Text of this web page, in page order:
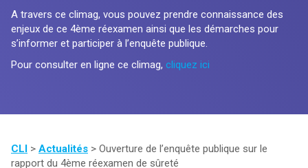
A travers ce climag, vous pouvez prendre connaissance des
enjeux de ce 4ème réexamen ainsi que les démarches pour
s’informer et participer à l’enquête publique.
Pour consulter en ligne ce climag, cliquez ici
CLI > Actualités > Ouverture de l’enquête publique sur le
rapport du 4ème réexamen de sûreté